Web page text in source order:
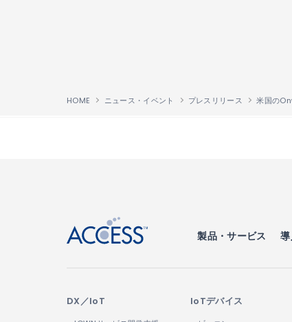
HOME ニュース・イベント プレスリリース
製品・サービス
DX／IoT IoTデバイス